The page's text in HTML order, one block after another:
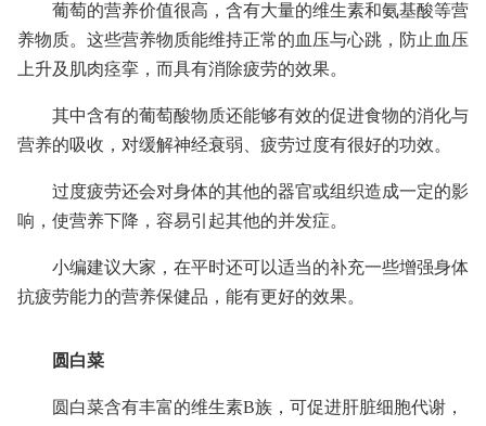
葡萄的营养价值很高，含有大量的维生素和氨基酸等营
养物质。这些营养物质能维持正常的血压与心跳，防止血压
上升及肌肉痉挛，而具有消除疲劳的效果。
其中含有的葡萄酸物质还能够有效的促进食物的消化与
营养的吸收，对缓解神经衰弱、疲劳过度有很好的功效。
过度疲劳还会对身体的其他的器官或组织造成一定的影
响，使营养下降，容易引起其他的并发症。
小编建议大家，在平时还可以适当的补充一些增强身体
抗疲劳能力的营养保健品，能有更好的效果。
圆白菜
圆白菜含有丰富的维生素B族，可促进肝脏细胞代谢，